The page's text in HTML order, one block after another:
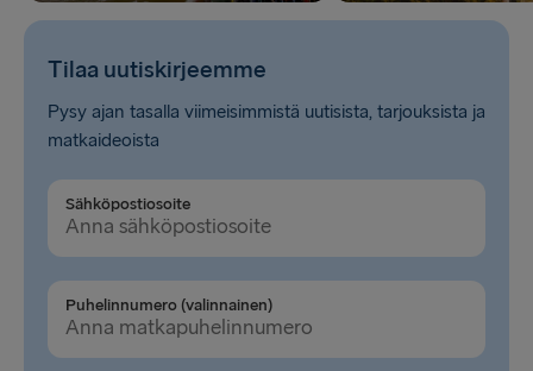
Tilaa uutiskirjeemme
Pysy ajan tasalla viimeisimmistä uutisista, tarjouksista ja
matkaideoista
Sähköpostiosoite
Puhelinnumero (valinnainen)